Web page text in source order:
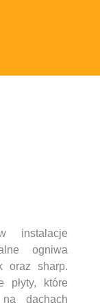
instalacje
ogniwa
oraz sharp.
płyty, które
dachach